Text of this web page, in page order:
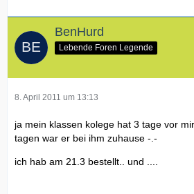
BenHurd
Lebende Foren Legende
8. April 2011 um 13:13
ja mein klassen kolege hat 3 tage vor
tagen war er bei ihm zuhause -.-
ich hab am 21.3 bestellt.. und ....